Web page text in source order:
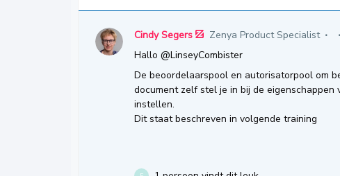
Cindy Segers Zenya Product Specialist
Hallo ​ @LinseyCombister
De beoordelaarspool en autorisatorpool om
document zelf stel je in bij de eigenschappen
instellen.
Dit staat beschreven in volgende training